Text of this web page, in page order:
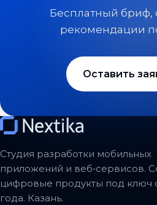
Бесплатный бриф,
рекомендации
Оставить
Студия разработки мобильных
приложений и веб‑сервисов.
цифровые продукты под ключ
года. Казань.